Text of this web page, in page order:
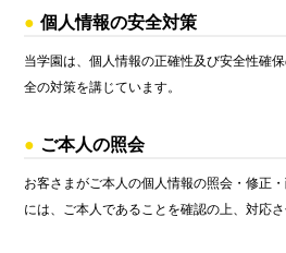
個人情報の安全対策
当学園は、個人情報の正確性及び安全性確
全の対策を講じています。
ご本人の照会
お客さまがご本人の個人情報の照会・修正
には、ご本人であることを確認の上、対応さ